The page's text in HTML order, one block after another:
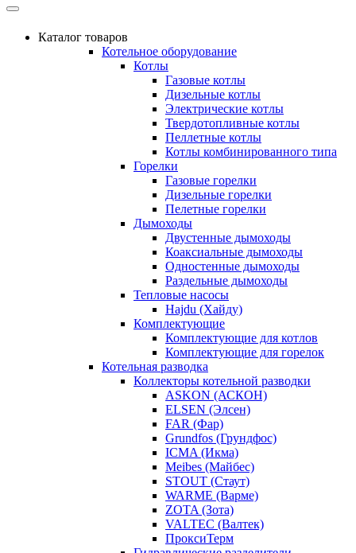
Каталог товаров
Котельное оборудование
Котлы
Газовые котлы
Дизельные котлы
Электрические котлы
Твердотопливные котлы
Пеллетные котлы
Котлы комбинированного типа
Горелки
Газовые горелки
Дизельные горелки
Пелетные горелки
Дымоходы
Двустенные дымоходы
Коаксиальные дымоходы
Одностенные дымоходы
Раздельные дымоходы
Тепловые насосы
Hajdu (Хайду)
Комплектующие
Комплектующие для котлов
Комплектующие для горелок
Котельная разводка
Коллекторы котельной разводки
ASKON (АСКОН)
ELSEN (Элсен)
FAR (Фар)
Grundfos (Грундфос)
ICMA (Икма)
Meibes (Майбес)
STOUT (Стаут)
WARME (Варме)
ZOTA (Зота)
VALTEC (Валтек)
ПроксиТерм